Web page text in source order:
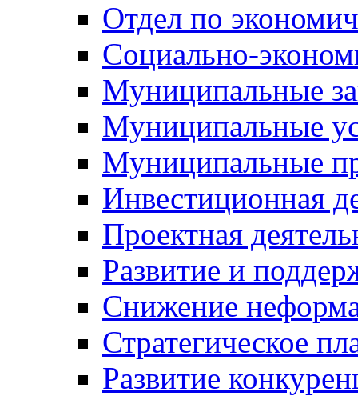
Отдел по
Социально-
Муниципальные
Муниципальные
Муниципальные
Инвестиционная
Проектная
Развитие и
Снижение
Стратегическое
Развитие